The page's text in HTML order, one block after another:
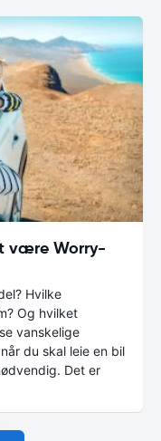
være Worry-
Hvilke
Og hvilket
vanskelige
du skal leie en bil
Det er